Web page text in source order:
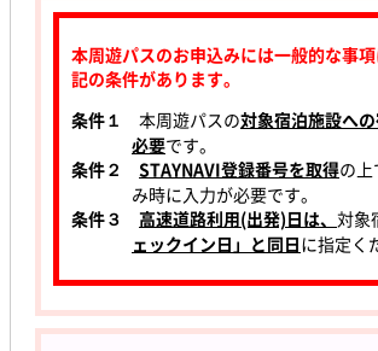
本周遊パスのお申込みには一般的な事
記の条件があります。
条件１
本周遊パスの対象宿泊施設へ
必要です。
条件２
STAYNAVI登録番号を取得の
み時に入力が必要です。
条件３
高速道路利用(出発)日は、 対象
ェックイン日」と同日に指定く